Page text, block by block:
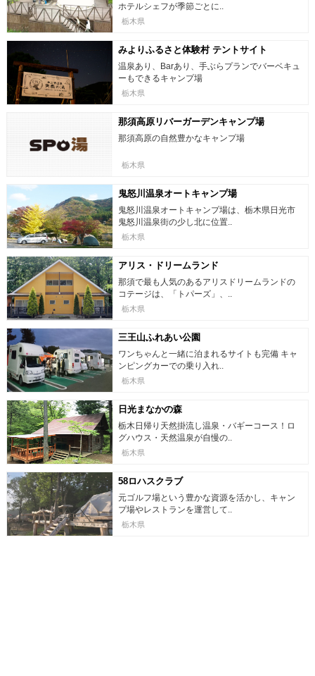
ホテルシェフが季節ごとに..
栃木県
みよりふるさと体験村 テントサイト
温泉あり、Barあり、手ぶらプランでバーベキュ
ーもできるキャンプ場
栃木県
那須高原リバーガーデンキャンプ場
那須高原の自然豊かなキャンプ場
栃木県
鬼怒川温泉オートキャンプ場
鬼怒川温泉オートキャンプ場は、栃木県日光市
鬼怒川温泉街の少し北に位置..
栃木県
アリス・ドリームランド
那須で最も人気のあるアリスドリームランドの
コテージは、「トパーズ」、..
栃木県
三王山ふれあい公園
ワンちゃんと一緒に泊まれるサイトも完備 キャ
ンピングカーでの乗り入れ..
栃木県
日光まなかの森
栃木日帰り天然掛流し温泉・バギーコース！ロ
グハウス・天然温泉が自慢の..
栃木県
58ロハスクラブ
元ゴルフ場という豊かな資源を活かし、キャン
プ場やレストランを運営して..
栃木県